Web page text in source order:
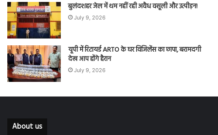
बुलंदशहर जेल में थम नहीं रही अवैध वसूली और उत्पीड़न!
July 9, 2026
यूपी में रिटायर्ड ARTO के घर विजिलेंस का छापा, बरामदगी
देख आप होंगे हैरान
July 9, 2026
About us